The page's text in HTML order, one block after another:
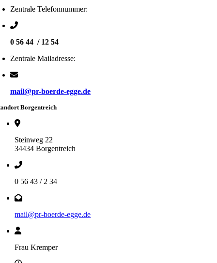
Zentrale Telefonnummer:
0 56 44 / 12 54
Zentrale Mailadresse:
mail@pr-boerde-egge.de
Borgentreich
Steinweg 22
34434 Borgentreich
0 56 43 / 2 34
mail@pr-boerde-egge.de
Frau Kremper